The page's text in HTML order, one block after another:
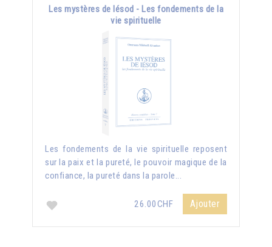
Les mystères de Iésod - Les fondements de la
vie spirituelle
Les fondements de la vie spirituelle reposent
sur la paix et la pureté, le pouvoir magique de la
confiance, la pureté dans la parole...
26.00CHF Ajouter